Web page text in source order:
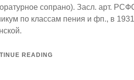
сопрано). Засл. арт.
по классам пения и фп., в
READING